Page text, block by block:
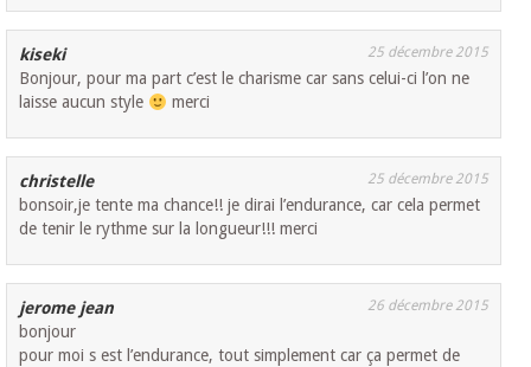
kiseki 25 décembre 2015
Bonjour, pour ma part c’est le charisme car sans celui-ci l’on ne
laisse aucun style
merci
christelle 25 décembre 2015
bonsoir,je tente ma chance!! je dirai l’endurance, car cela permet
de tenir le rythme sur la longueur!!! merci
jerome jean 26 décembre 2015
bonjour
pour moi s est l’endurance, tout simplement car ça permet de